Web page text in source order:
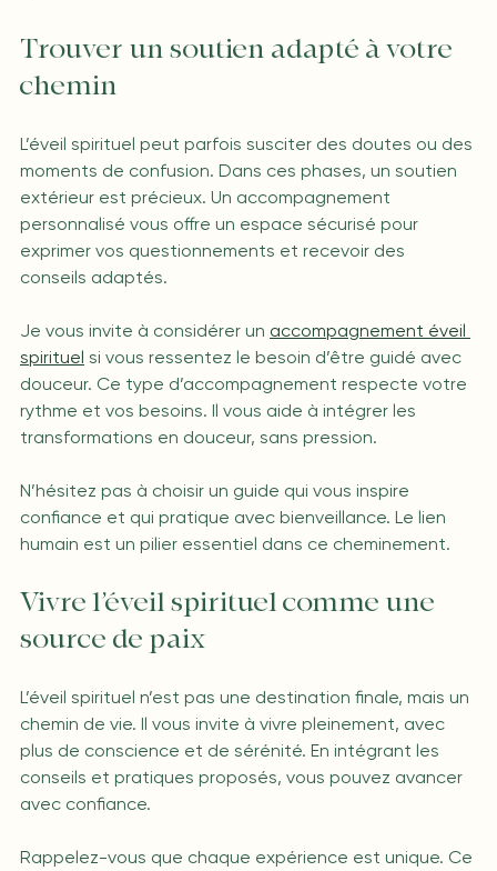
Trouver un soutien adapté à votre
chemin
L’éveil spirituel peut parfois susciter des doutes ou des
moments de confusion. Dans ces phases, un soutien
extérieur est précieux. Un accompagnement
personnalisé vous offre un espace sécurisé pour
exprimer vos questionnements et recevoir des
conseils adaptés.
Je vous invite à considérer un accompagnement éveil
spirituel si vous ressentez le besoin d’être guidé avec
douceur. Ce type d’accompagnement respecte votre
rythme et vos besoins. Il vous aide à intégrer les
transformations en douceur, sans pression.
N’hésitez pas à choisir un guide qui vous inspire
confiance et qui pratique avec bienveillance. Le lien
humain est un pilier essentiel dans ce cheminement.
Vivre l’éveil spirituel comme une
source de paix
L’éveil spirituel n’est pas une destination finale, mais un
chemin de vie. Il vous invite à vivre pleinement, avec
plus de conscience et de sérénité. En intégrant les
conseils et pratiques proposés, vous pouvez avancer
avec confiance.
Rappelez-vous que chaque expérience est unique. Ce